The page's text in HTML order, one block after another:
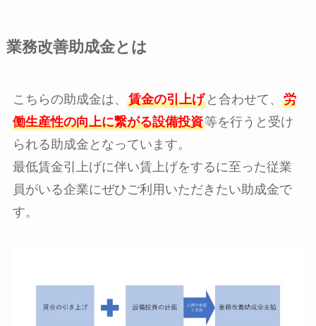
業務改善助成金とは
こちらの助成金は、 賃金の引上げと合わせて、 労
働生産性の向上に繋がる設備投資等を行うと受け
られる助成金となっています。
最低賃金引上げに伴い賃上げをするに至った従業
員がいる企業にぜひご利用いただきたい助成金で
す。